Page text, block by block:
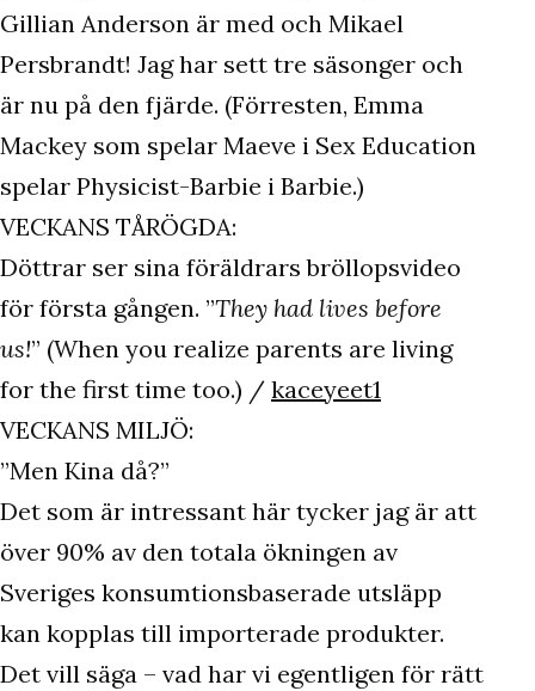
Gillian Anderson är med och Mikael
Persbrandt! Jag har sett tre säsonger och
är nu på den fjärde. (Förresten, Emma
Mackey som spelar Maeve i Sex Education
spelar Physicist-Barbie i Barbie.)
VECKANS TÅRÖGDA:
Döttrar ser sina föräldrars bröllopsvideo
för första gången. ”They had lives before
us!” (When you realize parents are living
for the first time too.) / kaceyeet1
VECKANS MILJÖ:
”Men Kina då?”
Det som är intressant här tycker jag är att
över 90% av den totala ökningen av
Sveriges konsumtionsbaserade utsläpp
kan kopplas till importerade produkter.
Det vill säga – vad har vi egentligen för rätt